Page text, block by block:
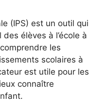
(IPS) est un outil qui
élèves à l’école à
les
scolaires à
est utile pour les
connaître